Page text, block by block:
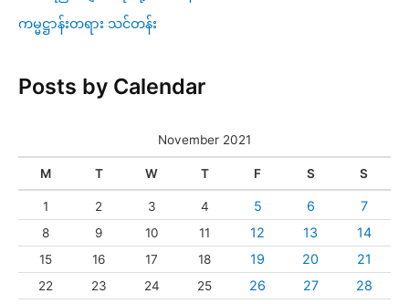
ကမ္မဋ္ဌာန်းတရား သင်တန်း
Posts by Calendar
November 2021
M T W T F S S
1 2 3 4 5 6 7
8 9 10 11 12 13 14
15 16 17 18 19 20 21
22 23 24 25 26 27 28